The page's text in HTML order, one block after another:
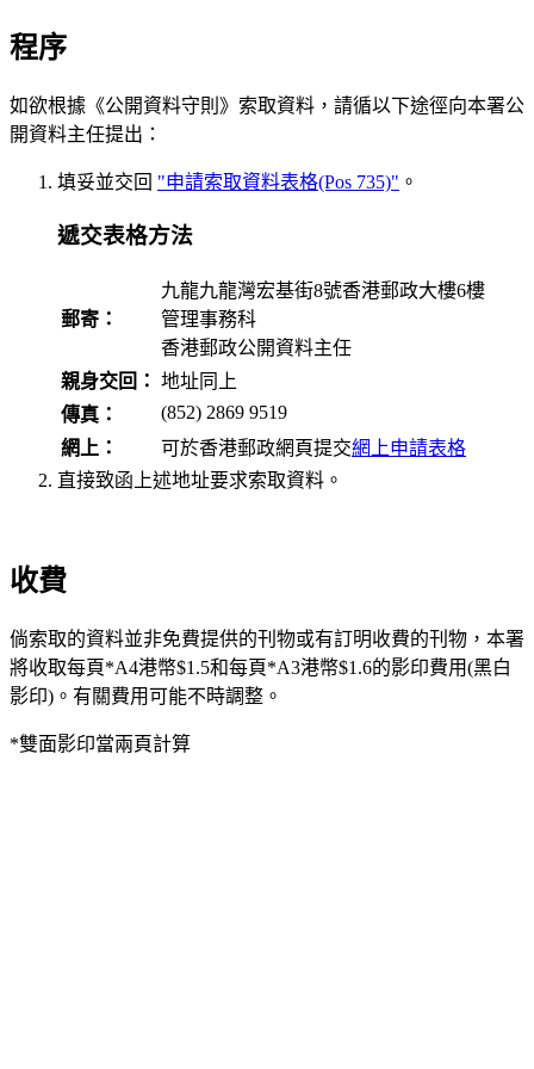
程序
如欲根據《公開資料守則》索取資料，請循以下途徑向本署公
開資料主任提出：
填妥並交回 "申請索取資料表格(Pos 735)" 。
遞交表格方法
郵寄：
九龍九龍灣宏基街8號香港郵政大樓6樓
管理事務科
香港郵政公開資料主任
親身交回： 地址同上
傳真：
(852) 2869 9519
網上：
可於香港郵政網頁提交網上申請表格
直接致函上述地址要求索取資料。
收費
倘索取的資料並非免費提供的刊物或有訂明收費的刊物，本署
將收取每頁*A4港幣$1.5和每頁*A3港幣$1.6的影印費用(黑白
影印)。有關費用可能不時調整。
*雙面影印當兩頁計算